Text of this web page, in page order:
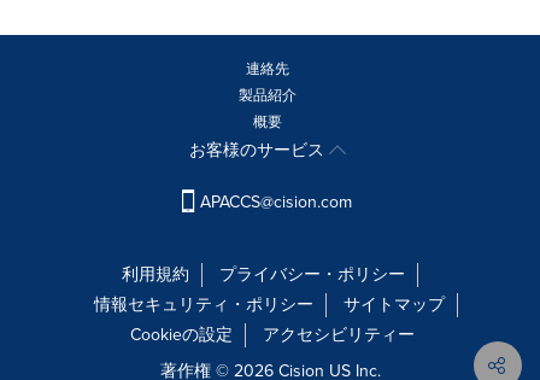
連絡先
製品紹介
概要
お客様のサービス
APACCS@cision.com
利用規約
プライバシー・ポリシー
情報セキュリティ・ポリシー
サイトマップ
Cookieの設定
アクセシビリティー
著作権 © 2026 Cision US Inc.